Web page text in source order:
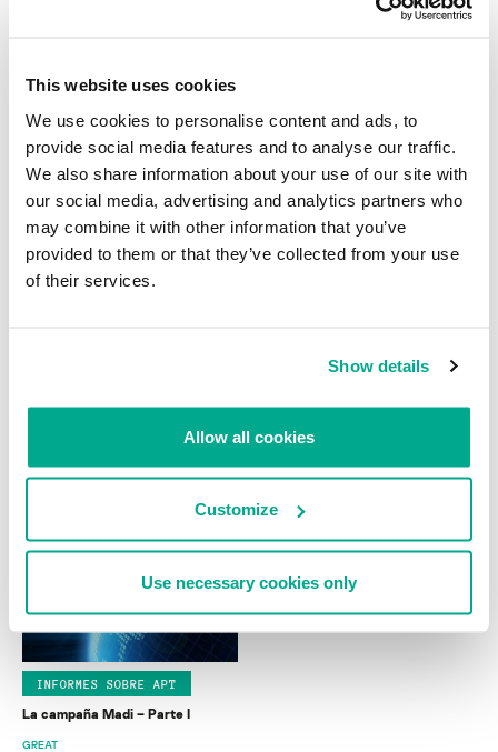
This website uses cookies
We use cookies to personalise content and ads, to
provide social media features and to analyse our traffic.
We also share information about your use of our site with
our social media, advertising and analytics partners who
may combine it with other information that you’ve
provided to them or that they’ve collected from your use
of their services.
Show details
Allow all cookies
Customize
Use necessary cookies only
NOTICIAS
Expertos cierran la tercera red
zombi más grande del mundo
INFORMES SOBRE SPAM Y
PHISHING
El spam en junio de 2012
MARIA NAMESTNIKOVA
Nueva amenaza espía ataca al
Apple combate al hacker que
App Store
INFORMES SOBRE APT
La campaña Madi – Parte I
GREAT